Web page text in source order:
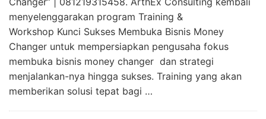
menyelenggarakan program Training &
Workshop Kunci Sukses Membuka Bisnis Money
Changer untuk mempersiapkan pengusaha fokus
membuka bisnis money changer dan strategi
menjalankan-nya hingga sukses. Training yang akan
memberikan solusi tepat bagi …